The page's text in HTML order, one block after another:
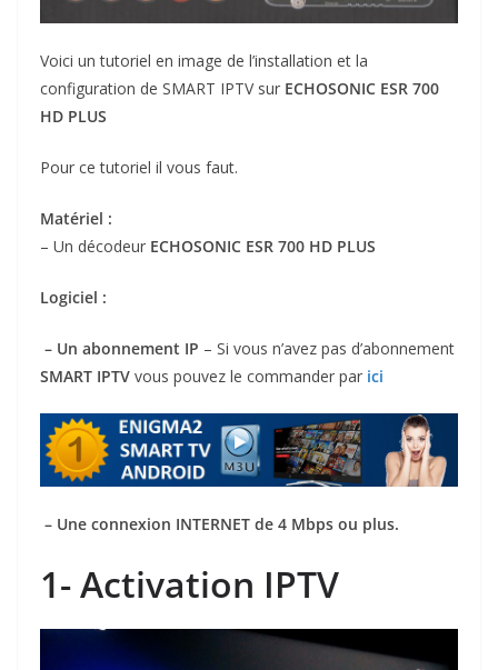
Voici un tutoriel en image de l’installation et la
configuration de SMART IPTV sur ECHOSONIC ESR 700
HD PLUS
Pour ce tutoriel il vous faut.
Matériel :
– Un décodeur ECHOSONIC ESR 700 HD PLUS
Logiciel :
– Un abonnement IP – Si vous n’avez pas d’abonnement
SMART IPTV vous pouvez le commander par ici
– Une connexion INTERNET de 4 Mbps ou plus.
1- Activation IPTV